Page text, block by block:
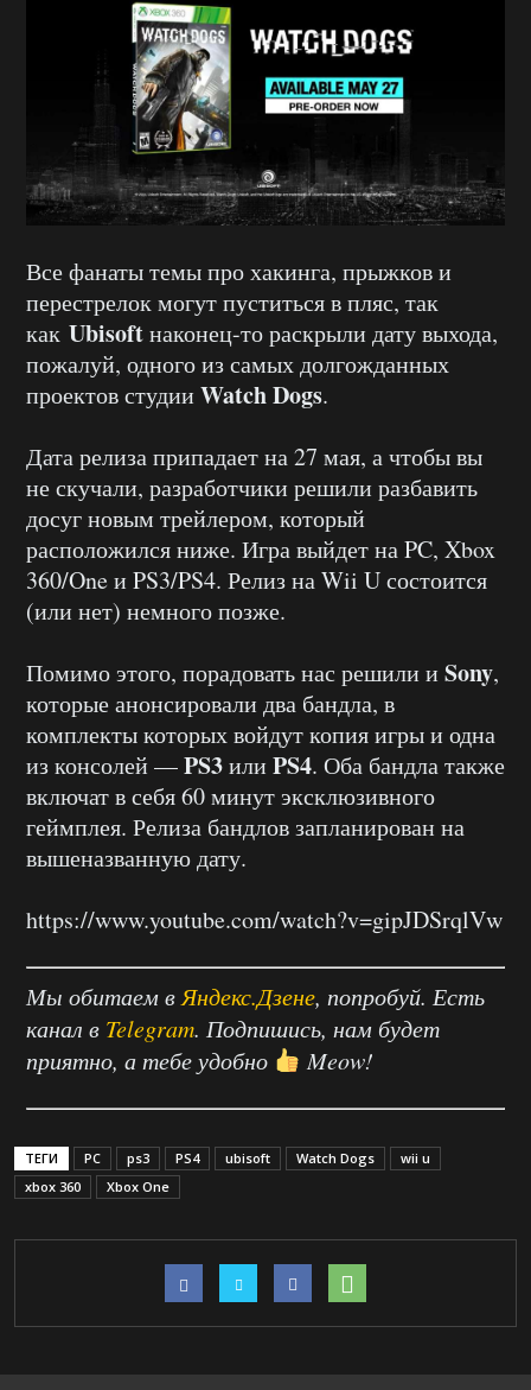
Все фанаты темы про хакинга, прыжков и
перестрелок могут пуститься в пляс, так
как Ubisoftнаконец-то раскрыли дату выхода,
пожалуй, одного из самых долгожданных
проектов студии Watch Dogs.
Дата релиза припадает на 27 мая, а чтобы вы
не скучали, разработчики решили разбавить
досуг новым трейлером, который
расположился ниже. Игра выйдет на PC, Xbox
360/One и PS3/PS4. Релиз на Wii U состоится
(или нет) немного позже.
Помимо этого, порадовать нас решили и Sony,
которые анонсировали два бандла, в
комплекты которых войдут копия игры и одна
из консолей —PS3или PS4. Оба бандла также
включат в себя 60 минут эксклюзивного
геймплея. Релиза бандлов запланирован на
вышеназванную дату.
https://www.youtube.com/watch?v=gipJDSrqlVw
Мы обитаем вЯндекс.Дзене, попробуй. Есть
канал в Telegram. Подпишись, нам будет
приятно, а тебе удобно
Meow!
ТЕГИ PC ps3 PS4 ubisoft Watch Dogs
wii u
xbox 360
Xbox One